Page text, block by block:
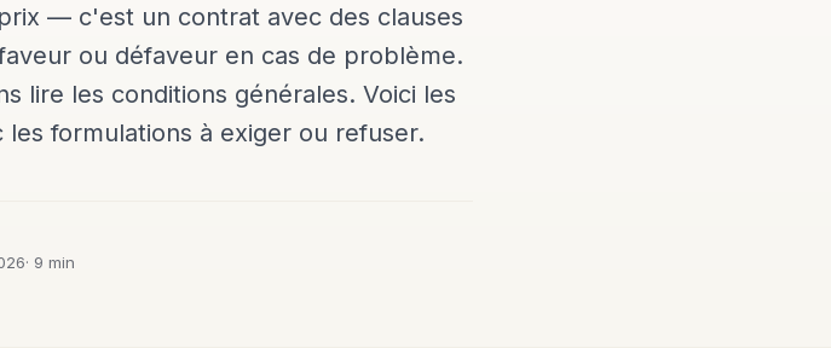
— c'est un contrat avec des clauses
ou défaveur en cas de problème.
lire les conditions générales. Voici les
formulations à exiger ou refuser.
· 9 min